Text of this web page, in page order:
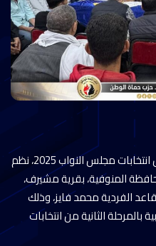
في إطار الاستعدادات المكثفة لخوض انتخابات مجلس النواب 2025، نظم
المنوفية، بقرية مشيرف،
الفردية محمد فايز، وذلك
بالمرحلة الثانية من انتخابات